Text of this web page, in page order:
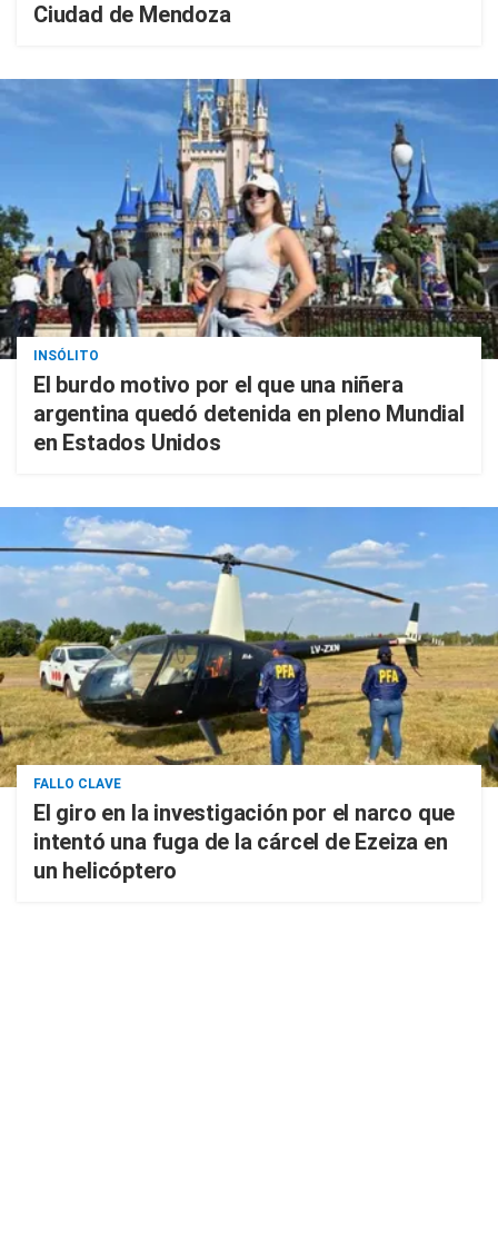
Ciudad de Mendoza
INSÓLITO
El burdo motivo por el que una niñera
argentina quedó detenida en pleno Mundial
en Estados Unidos
FALLO CLAVE
El giro en la investigación por el narco que
intentó una fuga de la cárcel de Ezeiza en
un helicóptero